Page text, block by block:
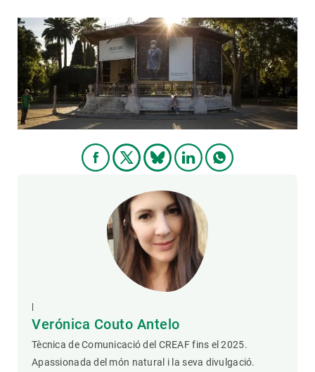
Verónica Couto Antelo
Tècnica de Comunicació del CREAF fins el 2025.
Apassionada del món natural i la seva divulgació.